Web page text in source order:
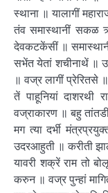
स्थाना ॥ यालागीं
तंव समास्थानीं सकळ
देवकटकेंसीं ॥
सभेंत येतां शचीनाथें ॥
॥ वज्र लागीं प्रेरितसे
तें पाहूनियां दाशरथी
वज्राकारण ॥ बहु
मग त्या दर्भी
उदरआहुती ॥ करीती
यावरी शक्रें राम तो
करुन ॥ वज्र पुन्हां